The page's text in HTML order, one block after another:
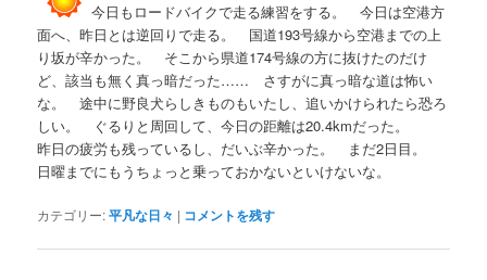
今日もロードバイクで走る練習をする。 今日は空港方
面へ、昨日とは逆回りで走る。 国道193号線から空港までの上
り坂が辛かった。 そこから県道174号線の方に抜けたのだけ
ど、該当も無く真っ暗だった…… さすがに真っ暗な道は怖い
な。 途中に野良犬らしきものもいたし、追いかけられたら恐ろ
しい。 ぐるりと周回して、今日の距離は20.4kmだった。
昨日の疲労も残っているし、だいぶ辛かった。 まだ2日目。
日曜までにもうちょっと乗っておかないといけないな。
カテゴリー:平凡な日々 | コメントを残す